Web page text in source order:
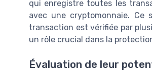
qui enregistre toutes les
avec une cryptomonnaie. Ce
transaction est vérifiée par
un rôle crucial dans la
Évaluation de leur